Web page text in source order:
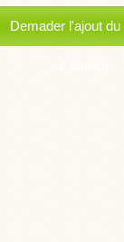
Demader l'ajout du